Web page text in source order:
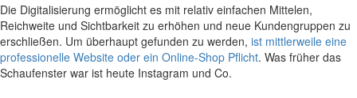
Die Digitalisierung ermöglicht es mit relativ einfachen Mittelen,
Reichweite und Sichtbarkeit zu erhöhen und neue Kundengruppen zu
erschließen. Um überhaupt gefunden zu werden, ist mittlerweile eine
professionelle Website oder ein Online-Shop Pflicht. Was früher das
Schaufenster war ist heute Instagram und Co.